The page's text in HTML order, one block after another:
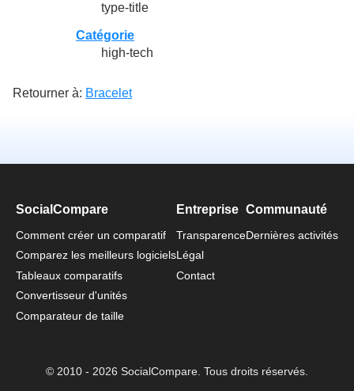
type-title
Catégorie
high-tech
Retourner à: Bracelet
SocialCompare
Comment créer un comparatif
Comparez les meilleurs logiciels
Tableaux comparatifs
Convertisseur d'unités
Comparateur de taille
Entreprise
Transparence
Légal
Contact
Communauté
Dernières activités
© 2010 - 2026 SocialCompare. Tous droits réservés.